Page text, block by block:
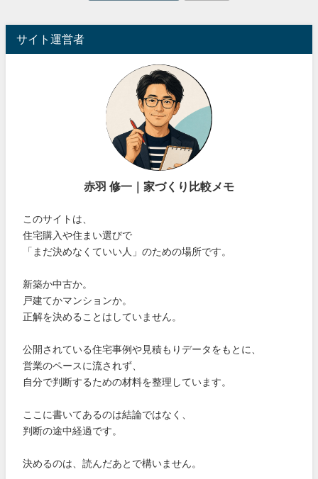
サイト運営者
赤羽 修一｜家づくり比較メモ
このサイトは、
住宅購入や住まい選びで
「まだ決めなくていい人」のための場所です。
新築か中古か。
戸建てかマンションか。
正解を決めることはしていません。
公開されている住宅事例や見積もりデータをもとに、
営業のペースに流されず、
自分で判断するための材料を整理しています。
ここに書いてあるのは結論ではなく、
判断の途中経過です。
決めるのは、読んだあとで構いません。